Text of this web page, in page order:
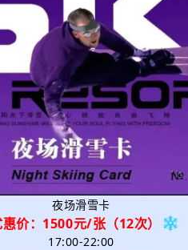
夜场滑雪卡
惠价：1500元/张（12次）
17:00-22:00